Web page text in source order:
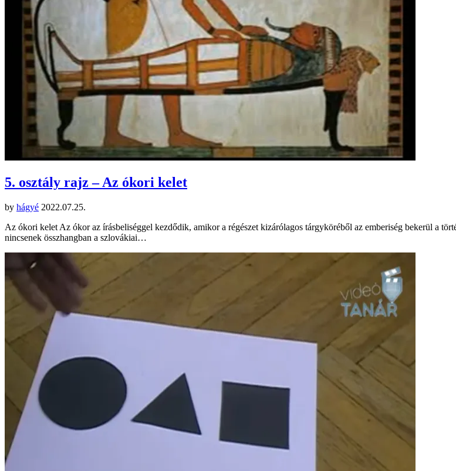
5. osztály rajz – Az ókori kelet
by hágyé 2022.07.25.
Az ókori kelet Az ókor az írásbeliséggel kezdődik, amikor a régészet kizárólagos tárgyköréből az emberiség bekerül a
nincsenek összhangban a szlovákiai…